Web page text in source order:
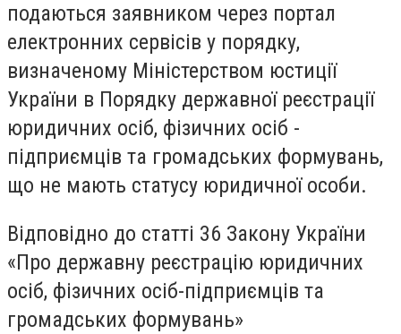
подаються заявником через портал
електронних сервісів у порядку,
визначеному Міністерством юстиції
України в Порядку державної реєстрації
юридичних осіб, фізичних осіб -
підприємців та громадських формувань,
що не мають статусу юридичної особи.
Відповідно до статті 36 Закону України
«Про державну реєстрацію юридичних
осіб, фізичних осіб-підприємців та
громадських формувань»